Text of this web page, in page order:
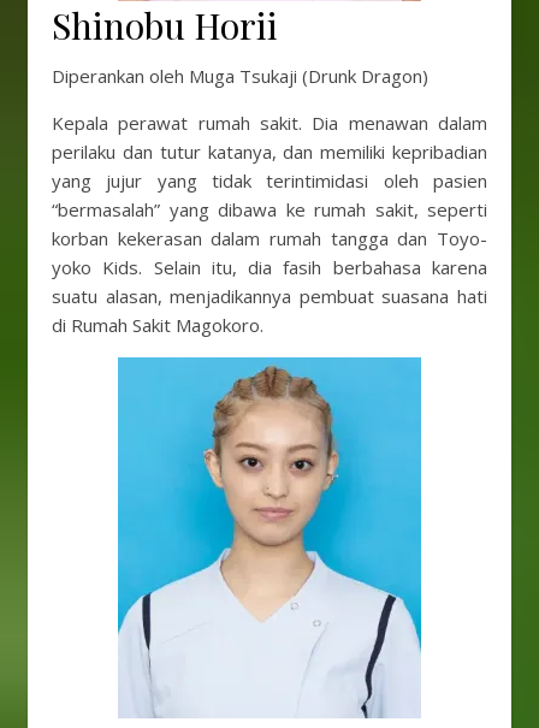
Shinobu Horii
Diperankan oleh Muga Tsukaji (Drunk Dragon)
Kepala perawat rumah sakit. Dia menawan dalam
perilaku dan tutur katanya, dan memiliki kepribadian
yang jujur ​​yang tidak terintimidasi oleh pasien
“bermasalah” yang dibawa ke rumah sakit, seperti
korban kekerasan dalam rumah tangga dan Toyo-
yoko Kids. Selain itu, dia fasih berbahasa karena
suatu alasan, menjadikannya pembuat suasana hati
di Rumah Sakit Magokoro.